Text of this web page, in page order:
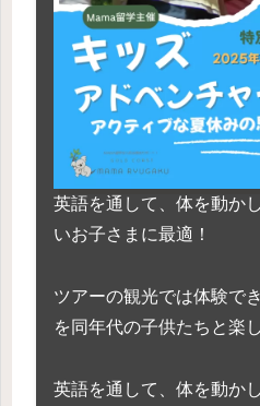
英語を通して、体を動か
いお子さまに最適！
ツアーの観光では体験で
を同年代の子供たちと楽
英語を通して、体を動か